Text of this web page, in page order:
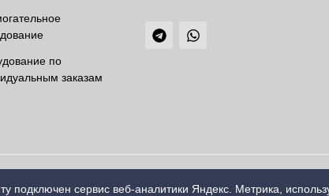
по
заказам
подключен сервис веб-аналитики Яндекс. Метрика,